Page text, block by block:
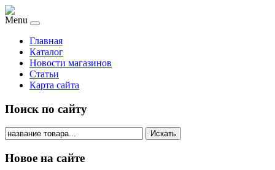
Menu
Главная
Каталог
Новости магазинов
Статьи
Карта сайта
Поиск по сайту
Искать
Новое на сайте